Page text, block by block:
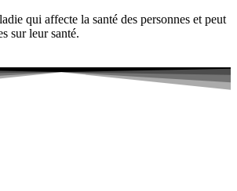
qui affecte la santé des personnes et peut
sur leur santé.